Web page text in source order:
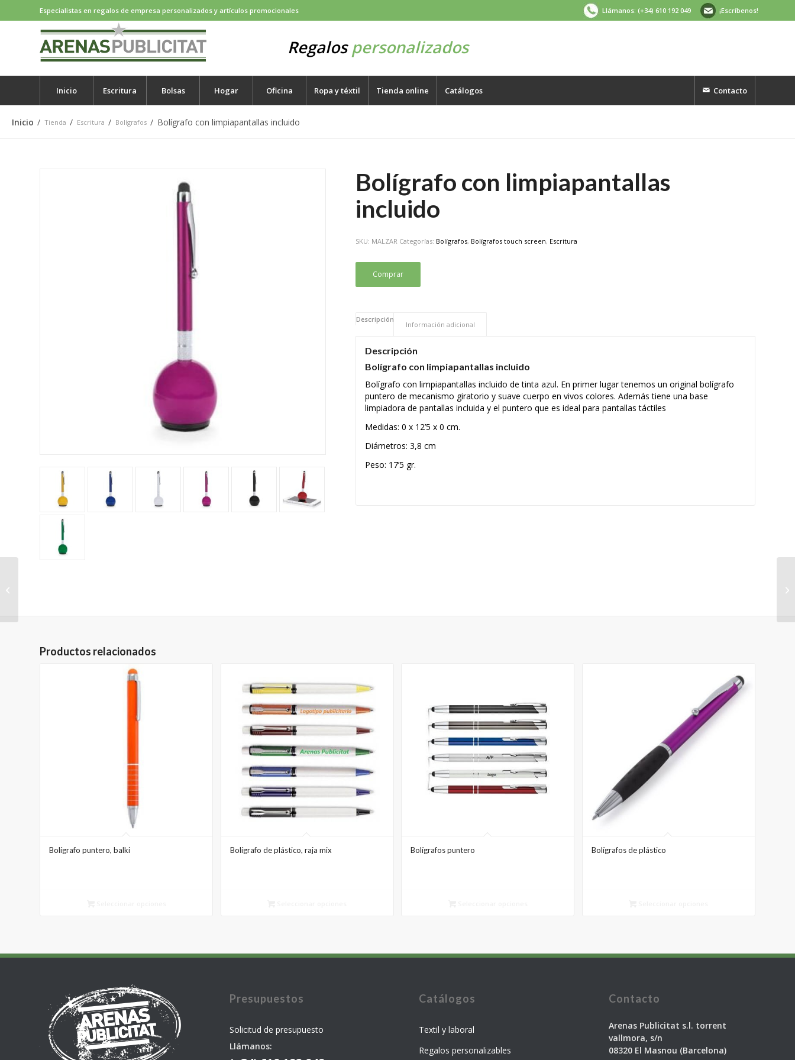
Llámanos: (+34) 610 192 049 ¡Escríbenos!
Especialistas en regalos de empresa personalizados y artículos promocionales
Regalospersonalizados
Inicio Escritura Bolsas Hogar Oficina Ropa y téxtil Tienda online Catálogos Contacto
Inicio / Tienda / Escritura / Bolígrafos / Bolígrafo con limpiapantallas incluido
Bolígrafo con limpiapantallas
incluido
SKU: MALZAR Categorías: Bolígrafos, Bolígrafos touch screen, Escritura
Comprar
Descripción
Información adicional
Descripción
Bolígrafo con limpiapantallas incluido
Bolígrafo con limpiapantallas incluido de tinta azul. En primer lugar tenemos un original bolígrafo
puntero de mecanismo giratorio y suave cuerpo en vivos colores. Además tiene una base
limpiadora de pantallas incluida y el puntero que es ideal para pantallas táctiles
Medidas: 0 x 12’5 x 0 cm.
Diámetros: 3,8 cm
Peso: 17’5 gr.
Productos relacionados
Bolígrafo puntero, balki Bolígrafo de plástico, raja mix Bolígrafos puntero Bolígrafos de plástico
Presupuestos
Solicitud de presupuesto
Llámanos:
Catálogos
Textil y laboral
Regalos personalizables
Contacto
Arenas Publicitat s.l. torrent
vallmora, s/n
08320 El Masnou (Barcelona)